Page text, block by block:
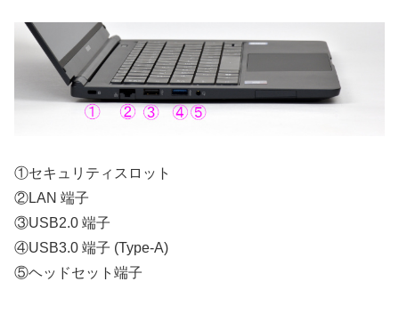
①セキュリティスロット
②LAN 端子
③USB2.0 端子
④USB3.0 端子 (Type-A)
⑤ヘッドセット端子